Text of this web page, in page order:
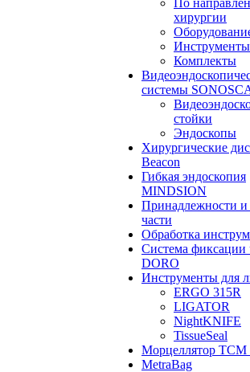
По
хирургии
Инструменты
Комплекты
системы
стойки
Эндоскопы
Хирургические
Beacon
Гибкая эндоскопия
MINDSION
Принадлежности и
части
Обработка
Система фиксации
DORO
Инструменты для
ERGO 315R
LIGATOR
NightKNIFE
TissueSeal
Морцеллятор ТСМ
MetraBag